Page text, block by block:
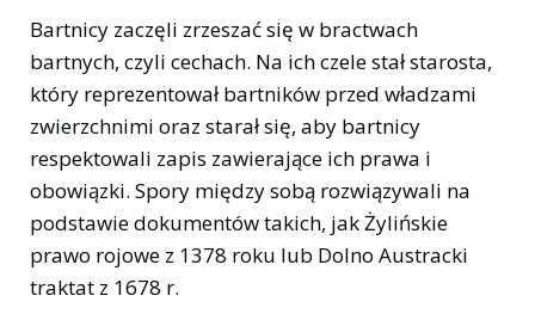
Bartnicy zaczęli zrzeszać się w bractwach
bartnych, czyli cechach. Na ich czele stał starosta,
który reprezentował bartników przed władzami
zwierzchnimi oraz starał się, aby bartnicy
respektowali zapis zawierające ich prawa i
obowiązki. Spory między sobą rozwiązywali na
podstawie dokumentów takich, jak Żylińskie
prawo rojowe z 1378 roku lub Dolno Austracki
traktat z 1678 r.